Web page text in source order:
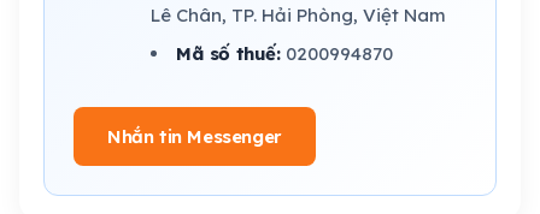
Lê Chân, TP. Hải Phòng, Việt Nam
Mã số thuế:0200994870
Nhắn tin Messenger